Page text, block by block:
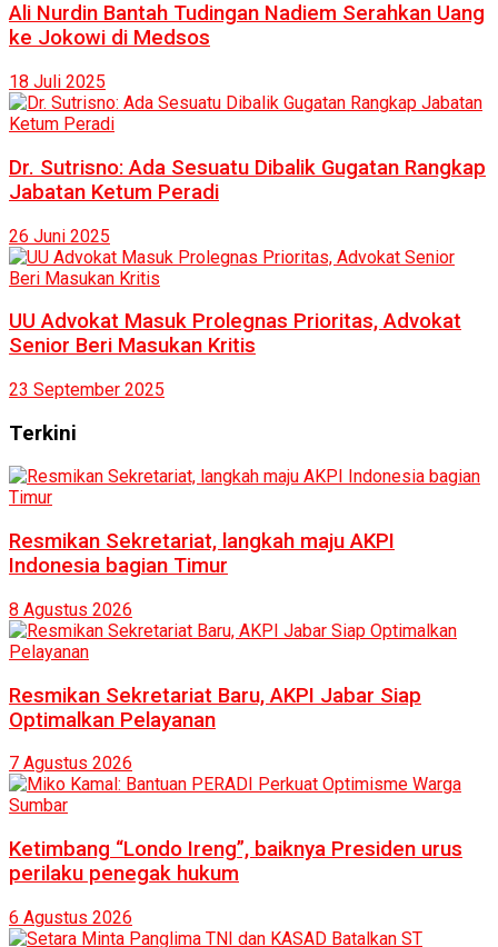
Ali Nurdin Bantah Tudingan Nadiem Serahkan Uang
ke Jokowi di Medsos
18 Juli 2025
Dr. Sutrisno: Ada Sesuatu Dibalik Gugatan Rangkap
Jabatan Ketum Peradi
26 Juni 2025
UU Advokat Masuk Prolegnas Prioritas, Advokat
Senior Beri Masukan Kritis
23 September 2025
Terkini
Resmikan Sekretariat, langkah maju AKPI
Indonesia bagian Timur
8 Agustus 2026
Resmikan Sekretariat Baru, AKPI Jabar Siap
Optimalkan Pelayanan
7 Agustus 2026
Ketimbang “Londo Ireng”, baiknya Presiden urus
perilaku penegak hukum
6 Agustus 2026